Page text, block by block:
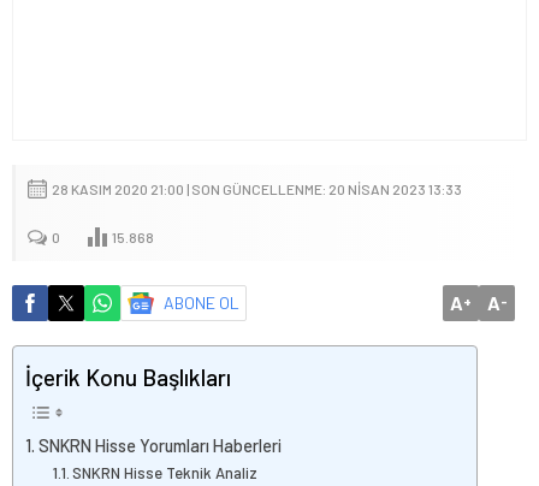
28 KASIM 2020 21:00 | SON GÜNCELLENME: 20 NISAN 2023 13:33
0 15.868
ABONE OL A+ A-
İçerik Konu Başlıkları
SNKRN Hisse Yorumları Haberleri
SNKRN Hisse Teknik Analiz